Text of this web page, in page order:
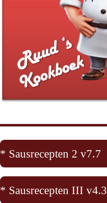
* Sausrecepten 2 v7.7
* Sausrecepten III v4.3